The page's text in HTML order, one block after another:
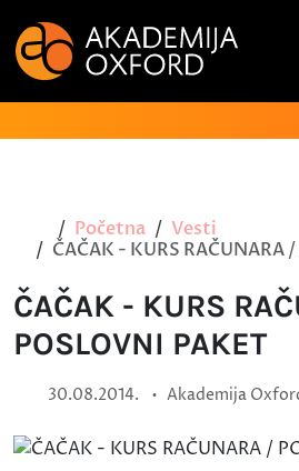
Početna
Vesti
ČAČAK - KURS RAČUNARA
ČAČAK - KURS
POSLOVNI PAKET
30.08.2014. • Akademija